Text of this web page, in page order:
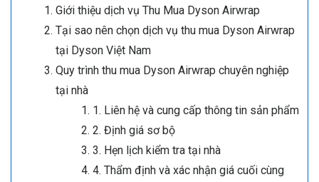
Giới thiệu dịch vụ Thu Mua Dyson Airwrap
Tại sao nên chọn dịch vụ thu mua Dyson Airwrap
tại Dyson Việt Nam
Quy trình thu mua Dyson Airwrap chuyên nghiệp
tại nhà
1. Liên hệ và cung cấp thông tin sản phẩm
2. Định giá sơ bộ
3. Hẹn lịch kiểm tra tại nhà
4. Thẩm định và xác nhận giá cuối cùng